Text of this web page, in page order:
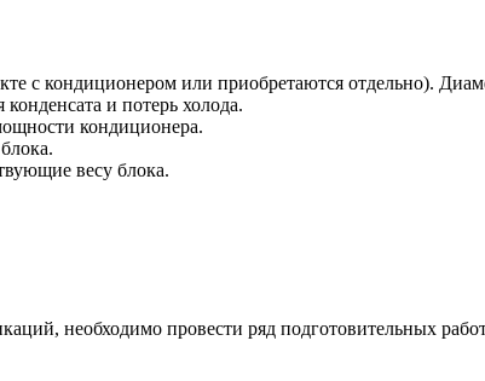
с кондиционером или приобретаются отдельно).
и потерь холода.
кондиционера.
весу блока.
необходимо провести ряд подготовительных